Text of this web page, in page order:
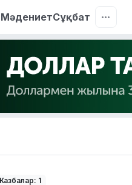
МәдениетСұқбат
1